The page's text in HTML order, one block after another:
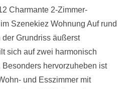
Charmante 2-Zimmer-
Szenekiez Wohnung Auf rund
der Grundriss äußerst
sich auf zwei harmonisch
hervorzuheben ist
und Esszimmer mit